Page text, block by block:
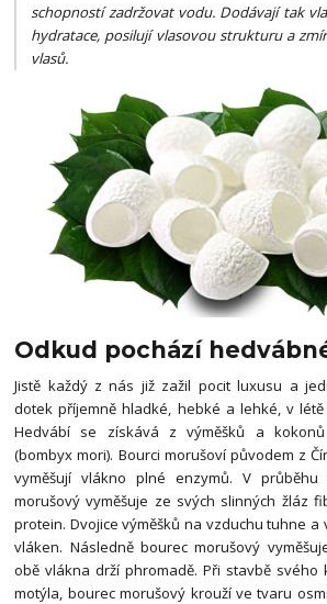
schopností zadržovat vodu. Dodávají tak
hydratace, posilují vlasovou strukturu a
vlasů.
Odkud pochází
Jistě každý z nás již zažil pocit luxusu a
dotek příjemně hladké, hebké a lehké, v
Hedvábí se získává z výměšků a
(bombyx mori). Bourci morušoví původem z
vyměšují vlákno plné enzymů. V
morušový vyměšuje ze svých slinných žláz
protein. Dvojice výměšků na vzduchu tuhne a
vláken. Následně bourec morušový
obě vlákna drží phromadě. Při stavbě
motýla, bourec morušový krouží ve tvaru